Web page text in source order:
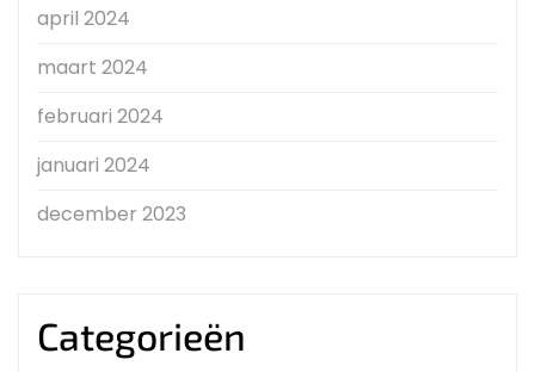
april 2024
maart 2024
februari 2024
januari 2024
december 2023
Categorieën